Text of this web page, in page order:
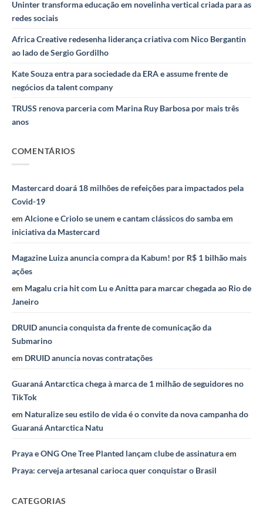
Uninter transforma educação em novelinha vertical criada para as
redes sociais
Africa Creative redesenha liderança criativa com Nico Bergantin
ao lado de Sergio Gordilho
Kate Souza entra para sociedade da ERA e assume frente de
negócios da talent company
TRUSS renova parceria com Marina Ruy Barbosa por mais três
anos
COMENTÁRIOS
Mastercard doará 18 milhões de refeições para impactados pela
Covid-19
em Alcione e Criolo se unem e cantam clássicos do samba em
iniciativa da Mastercard
Magazine Luiza anuncia compra da Kabum! por R$ 1 bilhão mais
ações
em Magalu cria hit com Lu e Anitta para marcar chegada ao Rio de
Janeiro
DRUID anuncia conquista da frente de comunicação da
Submarino
em DRUID anuncia novas contratações
Guaraná Antarctica chega à marca de 1 milhão de seguidores no
TikTok
em Naturalize seu estilo de vida é o convite da nova campanha do
Guaraná Antarctica Natu
Praya e ONG One Tree Planted lançam clube de assinaturaem
Praya: cerveja artesanal carioca quer conquistar o Brasil
CATEGORIAS